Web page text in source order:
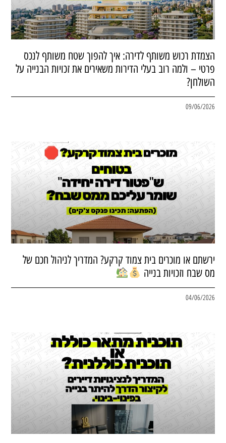
הצמדת רכוש משותף לדירה: איך להפוך שטח משותף לנכס
פרטי – ולמה רוב בעלי הדירות משאירים את זכויות הבנייה על
השולחן?
09/06/2026
ירשתם או מוכרים בית צמוד קרקע? המדריך לניהול חכם של
מס שבח וזכויות בנייה
04/06/2026